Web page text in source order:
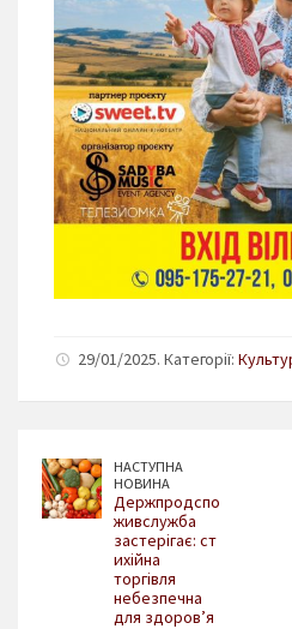
29/01/2025. Категорії:
НАСТУПНА
НОВИНА
Держпродспо
живслужба
застерігає: ст
ихійна
торгівля
небезпечна
для здоров’я